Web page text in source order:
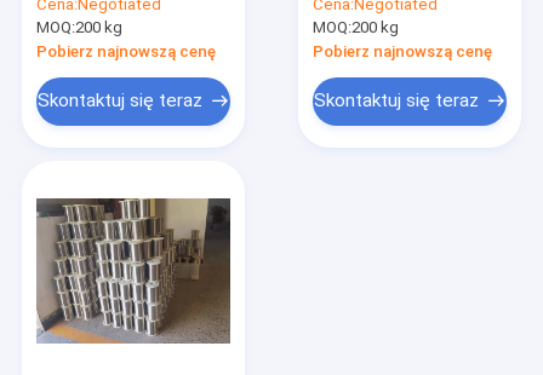
Typ szpuli lub cewki
Cena:Negotiated
MOQ:200 kg
Pobierz najnowszą cenę
Skontaktuj się teraz
nierdzewnej 316
Cena:Negotiated
MOQ:200 kg
Pobierz najnowszą cenę
Skontaktuj się teraz